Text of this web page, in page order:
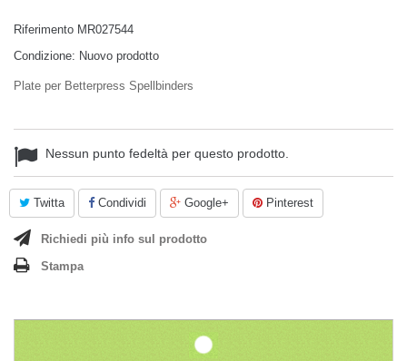
Riferimento MR027544
Condizione: Nuovo prodotto
Plate per Betterpress Spellbinders
Nessun punto fedeltà per questo prodotto.
Twitta Condividi Google+ Pinterest
Richiedi più info sul prodotto
Stampa